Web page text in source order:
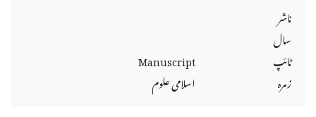
ناشر
سال
ٹائپ
Manuscript
زمرہ
اسلامی علوم